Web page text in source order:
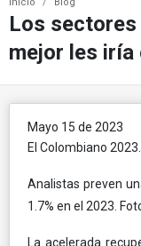
Los sectores
mejor les iría
Mayo 15 de 2023
El Colombiano 2023.
Analistas preven
1.7% en el 2023.
La acelerada